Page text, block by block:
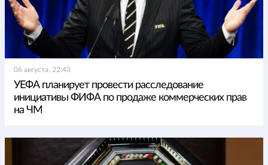
06 августа, 22:43
УЕФА планирует провести расследование
инициативы ФИФА по продаже коммерческих прав
на ЧМ